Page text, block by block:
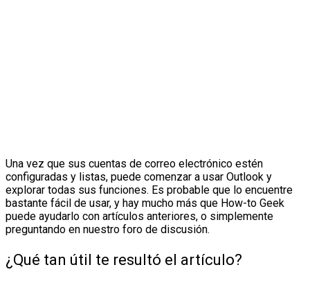
Una vez que sus cuentas de correo electrónico estén
configuradas y listas, puede comenzar a usar Outlook y
explorar todas sus funciones. Es probable que lo encuentre
bastante fácil de usar, y hay mucho más que How-to Geek
puede ayudarlo con artículos anteriores, o simplemente
preguntando en nuestro foro de discusión.
¿Qué tan útil te resultó el artículo?